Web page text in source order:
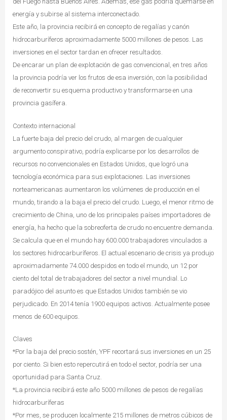
energía y subirse al sistema interconectado.
Este año, la provincia recibirá en concepto de regalías y canón
hidrocarburíferos aproximadamente 5000 millones de pesos. Las
inversiones en el sector tardan en ofrecer resultados.
De encarar un plan de explotación de gas convencional, en tres años
la provincia podría ver los frutos de esa inversión, con la posibilidad
de reconvertir su esquema productivo y transformarse en una
provincia gasífera.
Contexto internacional
La fuerte baja del precio del crudo, al margen de cualquier
argumento conspirativo, podría explicarse por los desarrollos de
recursos no convencionales en Estados Unidos, que logró una
tecnología económica para sus explotaciones. Las inversiones
norteamericanas aumentaron los volúmenes de producción en el
mundo, tirando a la baja el precio del crudo. Luego, el menor ritmo de
crecimiento de China, uno de los principales países importadores de
energía, ha hecho que la sobreoferta de crudo no encuentre demanda.
Se calcula que en el mundo hay 600.000 trabajadores vinculados a
los sectores hidrocarburíferos. El actual escenario de crisis ya produjo
aproximadamente 74.000 despidos en todo el mundo, un 12 por
ciento del total de trabajadores del sector a nivel mundial. Lo
paradójico del asunto es que Estados Unidos también se vio
perjudicado. En 2014 tenía 1900 equipos activos. Actualmente posee
menos de 600 equipos.
Claves
*Por la baja del precio sostén, YPF recortará sus inversiones en un 25
por ciento. Si bien esto repercutirá en todo el sector, podría ser una
oportunidad para Santa Cruz.
*La provincia recibirá este año 5000 millones de pesos de regalías
hidrocarburíferas
*Por mes, se producen localmente 215 millones de metros cúbicos de